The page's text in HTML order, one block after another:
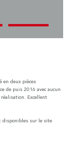
en deux pièces
de puis 2016 avec aucun
Excellent
disponibles sur le site